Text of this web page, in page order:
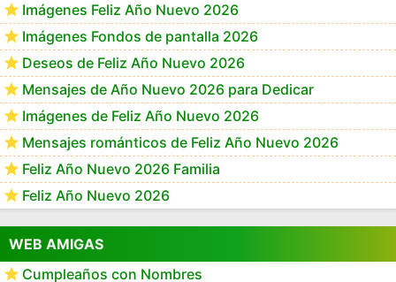
Imágenes Feliz Año Nuevo 2026
Imágenes Fondos de pantalla 2026
Deseos de Feliz Año Nuevo 2026
Mensajes de Año Nuevo 2026 para Dedicar
Imágenes de Feliz Año Nuevo 2026
Mensajes románticos de Feliz Año Nuevo 2026
Feliz Año Nuevo 2026 Familia
Feliz Año Nuevo 2026
WEB AMIGAS
Cumpleaños con Nombres